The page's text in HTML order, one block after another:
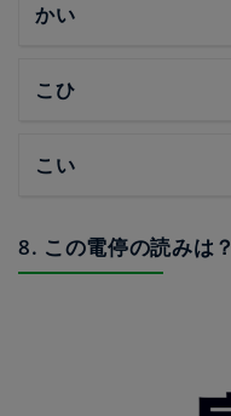
かい
こひ
こい
8. この電停の読みは？